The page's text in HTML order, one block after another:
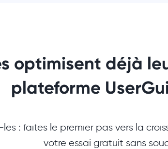
optimisent déjà
plateforme
les : faites le premier pas vers la
votre essai gratuit sans